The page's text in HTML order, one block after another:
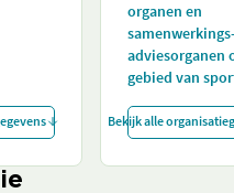
organen en
adviesorganen
gebied van
Bekijk alle